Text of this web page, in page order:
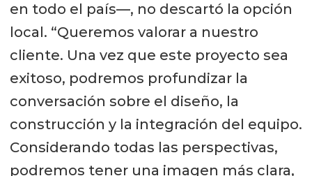
en todo el país—, no descartó la opción
local. “Queremos valorar a nuestro
cliente. Una vez que este proyecto sea
exitoso, podremos profundizar la
conversación sobre el diseño, la
construcción y la integración del equipo.
Considerando todas las perspectivas,
podremos tener una imagen más clara,